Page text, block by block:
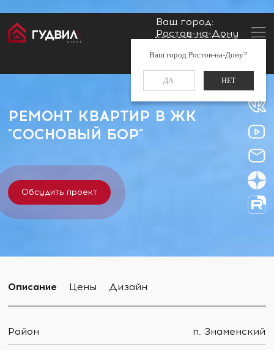
Ваш город:
Ростов-на-Дону
Ваш город Ростов-на-Дону?
ДА НЕТ
Заказать звонок
Главная Застройщики
РЕМОНТ КВАРТИР В ЖК
"СОСНОВЫЙ БОР"
Обсудить проект
Описание Цены Дизайн
Район п. Знаменский